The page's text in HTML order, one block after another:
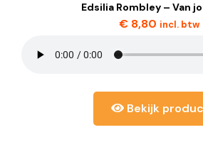
Edsilia Rombley – Van
€ 8,80 incl. btw
Bekijk